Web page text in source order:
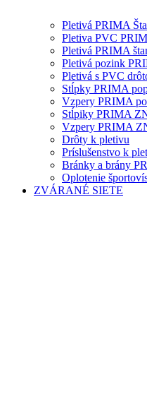
Pletivá PRIMA
Pletiva PVC
Pletivá PRIMA
Pletivá pozink
Pletivá s PVC
Stĺpky PRIMA
Vzpery PRIMA
Stĺpiky PRIMA
Vzpery PRIMA
Drôty k pletivu
Príslušenstvo k
Bránky a brány
Oplotenie
ZVÁRANÉ SIETE